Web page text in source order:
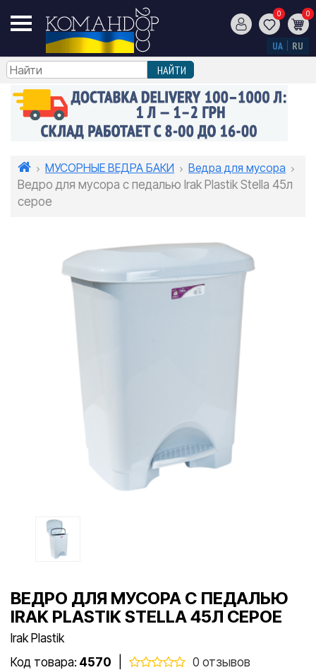
0 0
UA RU
МУСОРНЫЕ ВЕДРА БАКИ
Ведра для мусора
Ведро для мусора с педалью Irak Plastik Stella 45л
серое
ВЕДРО ДЛЯ МУСОРА С ПЕДАЛЬЮ
IRAK PLASTIK STELLA 45Л СЕРОЕ
Irak Plastik
Код товара: 4570 0 отзывов